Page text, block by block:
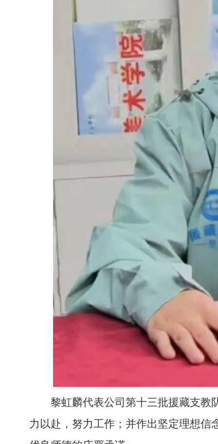
黎虹麟代表公司第十三批援藏支教
力以赴，努力工作；并作出坚定理想